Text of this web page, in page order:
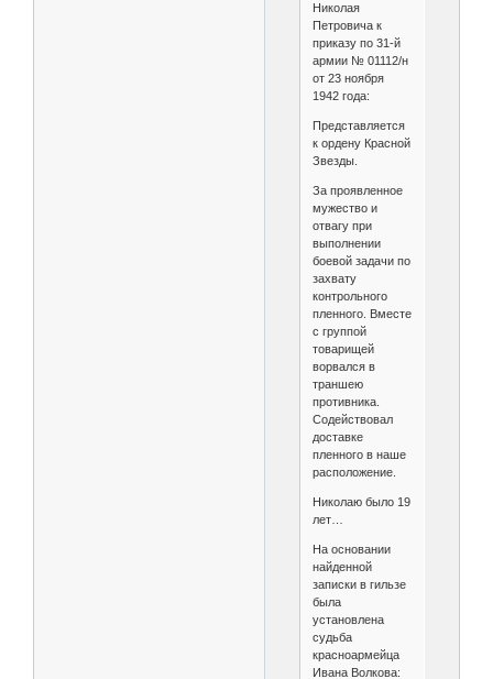
Николая
Петровича к
приказу по 31-й
армии № 01112/н
от 23 ноября
1942 года:
Представляется
к ордену Красной
Звезды.
За проявленное
мужество и
отвагу при
выполнении
боевой задачи по
захвату
контрольного
пленного. Вместе
с группой
товарищей
ворвался в
траншею
противника.
Содействовал
доставке
пленного в наше
расположение.
Николаю было 19
лет…
На основании
найденной
записки в гильзе
была
установлена
судьба
красноармейца
Ивана Волкова: